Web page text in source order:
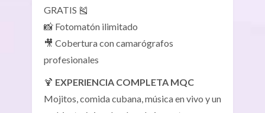
GRATIS 🎽
📸 Fotomatón ilimitado
🎥 Cobertura con camarógrafos
profesionales
🍹 EXPERIENCIA COMPLETA MQC
Mojitos, comida cubana, música en vivo y un